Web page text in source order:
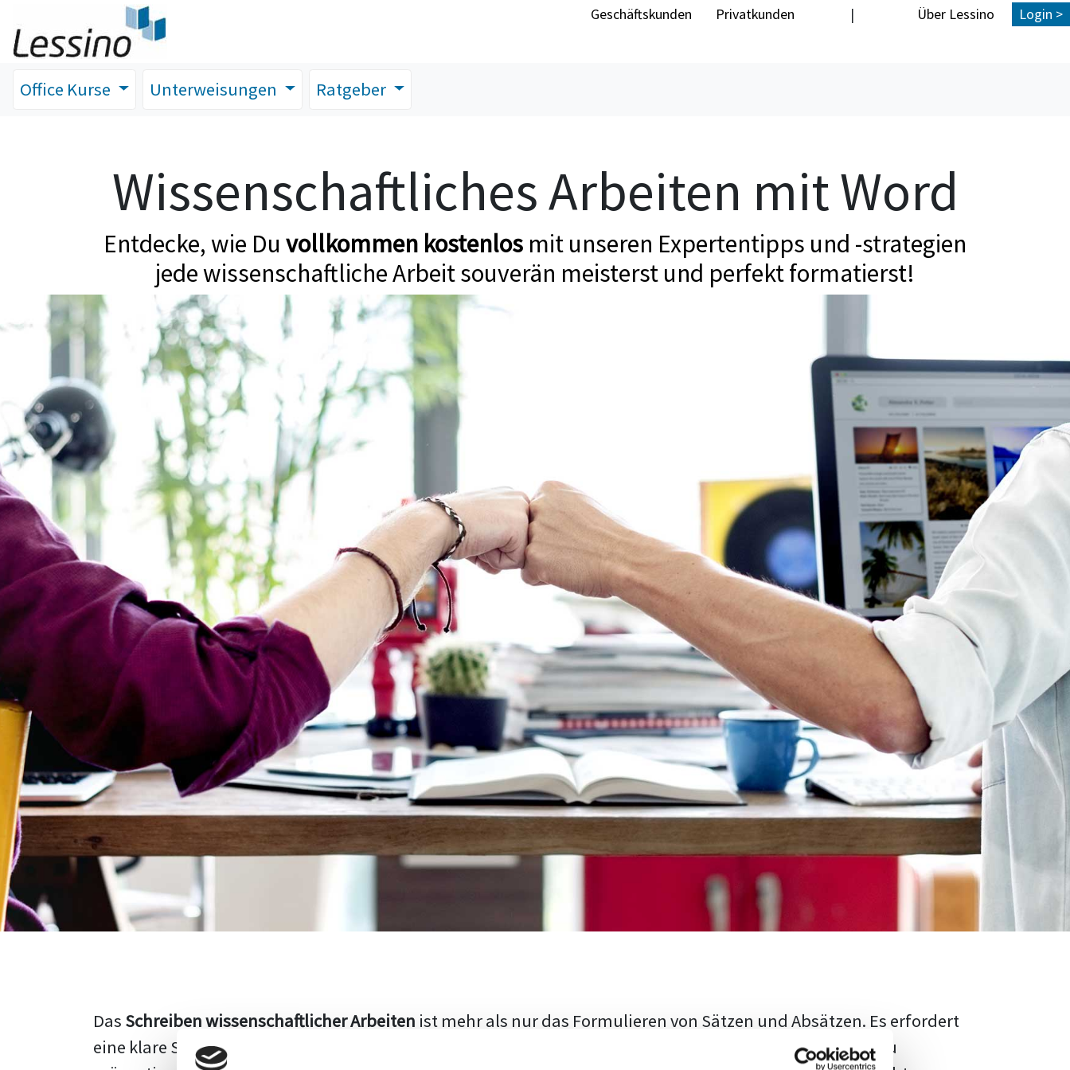
Geschäftskunden Privatkunden | Über Lessino Login >
Office Kurse Unterweisungen Ratgeber
Wissenschaftliches Arbeiten mit Word
Entdecke, wie Du vollkommen kostenlos mit unseren Expertentipps und -strategien
jede wissenschaftliche Arbeit souverän meisterst und perfekt formatierst!
Das Schreiben wissenschaftlicher Arbeiten ist mehr als nur das Formulieren von Sätzen und Absätzen. Es erfordert
eine klare Struktur, einen logischen Aufbau und die Fähigkeit, den aktuellen Forschungsstand adäquat zu